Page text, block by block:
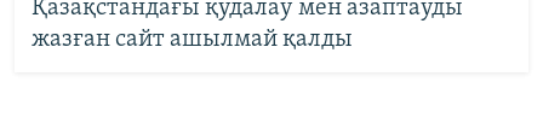
Қазақстандағы қудалау мен азаптауды
жазған сайт ашылмай қалды